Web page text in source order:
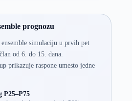
prognozu
simulaciju u prvih pet
od 6. do 15. dana.
prikazuje raspone umesto jedne
P25–P75